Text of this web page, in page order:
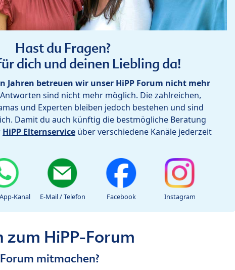
Hast du Fragen?
dich und deinen Liebling da!
Jahren betreuen wir unser HiPP Forum nicht mehr
sind nicht mehr möglich. Die zahlreichen,
und Experten bleiben jedoch bestehen und sind
Damit du auch künftig die bestmögliche Beratung
HiPP Elternservice über verschiedene Kanäle jederzeit
Kanal E-Mail / Telefon Facebook Instagram
zum HiPP-Forum
mitmachen?